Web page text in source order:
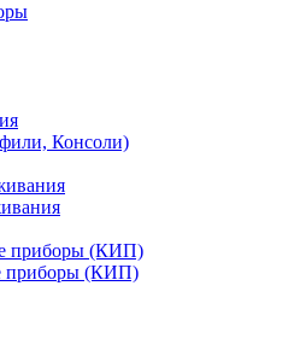
Консоли)
приборы (КИП)
приборы (КИП)